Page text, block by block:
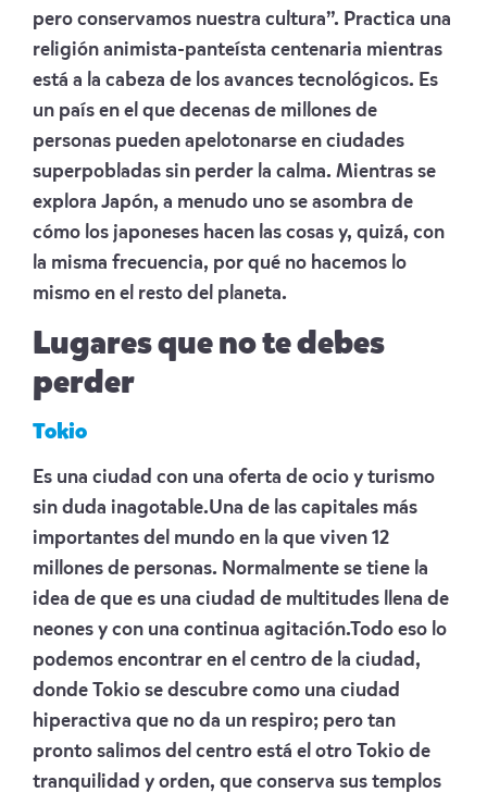
pero conservamos nuestra cultura”. Practica una
religión animista-panteísta centenaria mientras
está a la cabeza de los avances tecnológicos. Es
un país en el que decenas de millones de
personas pueden apelotonarse en ciudades
superpobladas sin perder la calma. Mientras se
explora Japón, a menudo uno se asombra de
cómo los japoneses hacen las cosas y, quizá, con
la misma frecuencia, por qué no hacemos lo
mismo en el resto del planeta.
Lugares que no te debes
perder
Tokio
Es una ciudad con una oferta de ocio y turismo
sin duda inagotable.Una de las capitales más
importantes del mundo en la que viven 12
millones de personas. Normalmente se tiene la
idea de que es una ciudad de multitudes llena de
neones y con una continua agitación.Todo eso lo
podemos encontrar en el centro de la ciudad,
donde Tokio se descubre como una ciudad
hiperactiva que no da un respiro; pero tan
pronto salimos del centro está el otro Tokio de
tranquilidad y orden, que conserva sus templos